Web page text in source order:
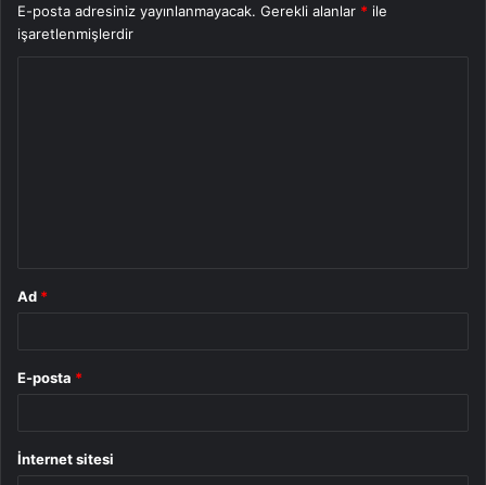
E-posta adresiniz yayınlanmayacak. Gerekli alanlar * ile
işaretlenmişlerdir
Ad *
E-posta *
İnternet sitesi